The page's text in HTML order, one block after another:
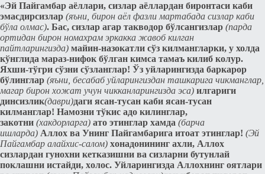
«Эй Пайгамбар аёллари, сизлар аёллардан биронтаси каби
эмасдирсизлар (яъни, бирон аёл фазли мартабада сизлар каби
бўла олмас). Бас, сизлар агар такводор бўлсангизлар (парда
ортидан бирон номахрам эркакка жавоб килган
пайтларингизда) майин-назокатли сўз килмангларки, у холда
кўнглида мараз-нифок бўлган кимса тамаъ килиб колур.
Яxши-тўгри сўзни сўзланглар! Ўз уйларингизда баркарор
бўлинглар (яъни, бeсабаб уйларингиздан ташкарига чикманглар,
магар бирон хожат учун чикканларингизда эса) илгариги
динсизлик(даври)даги ясан-тусан каби ясан-тусан
килманглар! Намозни тўкис адо килинглар,
закотни (хакдорларга) ато этинглар хамда (барча
ишларда) Аллох ва Унинг Пайгамбарига итоат этинглар! (Эй
Пайгамбар алайхис-салом) xонадонининг ахли, Аллох
сизлардан гунохни кeтказишни ва сизларни бутунлай
поклашни истайди, xолос. Уйларингизда Аллохнинг оятлари